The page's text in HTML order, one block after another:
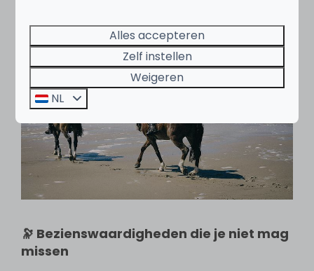
🔭 Bezienswaardigheden die je niet mag
missen
Alles accepteren
Zelf instellen
Weigeren
NL